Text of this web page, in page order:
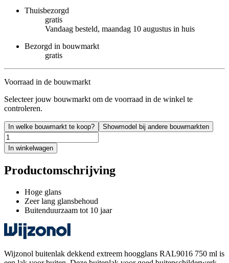
Thuisbezorgd
gratis
Vandaag besteld, maandag 10 augustus in huis
Bezorgd in bouwmarkt
gratis
Voorraad in de bouwmarkt
Selecteer jouw bouwmarkt om de voorraad in de winkel te
controleren.
In welke bouwmarkt te koop? Showmodel bij andere bouwmarkten
In winkelwagen
Productomschrijving
Hoge glans
Zeer lang glansbehoud
Buitenduurzaam tot 10 jaar
Wijzonol buitenlak dekkend extreem hoogglans RAL9016 750 ml is